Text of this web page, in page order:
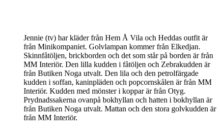
Jennie (tv) har kläder från Hem Å Vila och Heddas outfit är
från Minikompaniet. Golvlampan kommer från Elkedjan.
Skinnfåtöljen, brickborden och det som står på borden är från
MM Interiör. Den lilla kudden i fåtöljen och Zebrakudden är
från Butiken Noga utvalt. Den lila och den petrolfärgade
kudden i soffan, kaninpläden och popcornskålen är från MM
Interiör. Kudden med mönster i koppar är från Otyg.
Prydnadssakerna ovanpå bokhyllan och hatten i bokhyllan är
från Butiken Noga utvalt. Mattan och den stora golvkudden är
från MM Interiör.